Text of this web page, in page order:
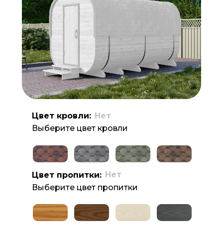
Нет
Нет
Цвет пропитки:
Выберите цвет пропитки
Выберите цвет кровли
Цвет кровли: